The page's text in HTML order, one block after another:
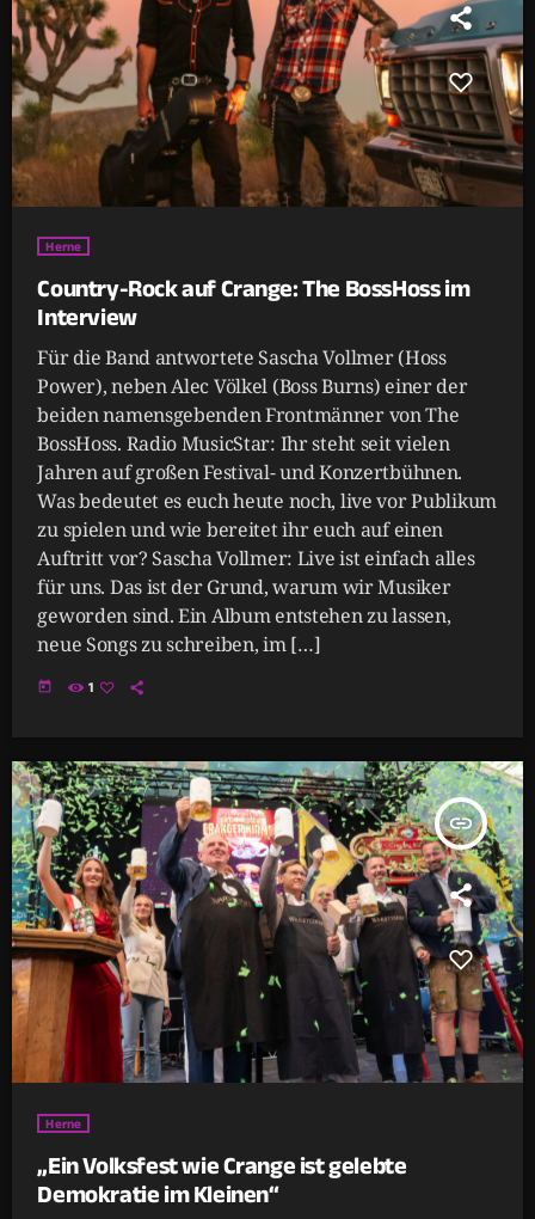
Herne
Country-Rock auf Crange: The BossHoss im
Interview
Für die Band antwortete Sascha Vollmer (Hoss
Power), neben Alec Völkel (Boss Burns) einer der
beiden namensgebenden Frontmänner von The
BossHoss. Radio MusicStar: Ihr steht seit vielen
Jahren auf großen Festival- und Konzertbühnen.
Was bedeutet es euch heute noch, live vor Publikum
zu spielen und wie bereitet ihr euch auf einen
Auftritt vor? Sascha Vollmer: Live ist einfach alles
für uns. Das ist der Grund, warum wir Musiker
geworden sind. Ein Album entstehen zu lassen,
neue Songs zu schreiben, im […]
today 1
insert_link
Herne
„Ein Volksfest wie Crange ist gelebte
Demokratie im Kleinen“